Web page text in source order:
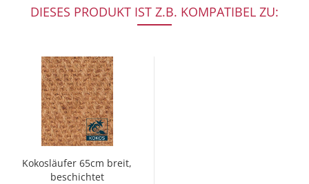
DIESES PRODUKT IST Z.B. KOMPATIBEL ZU:
Kokosläufer 65cm breit,
beschichtet